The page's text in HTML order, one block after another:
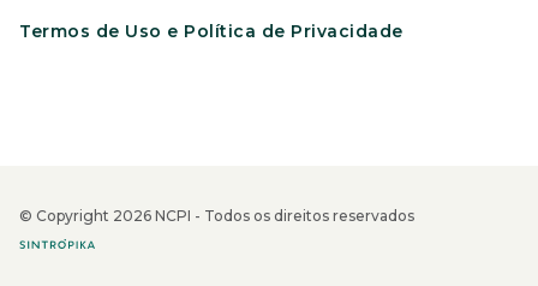
Termos de Uso e Política de Privacidade
© Copyright 2026 NCPI - Todos os direitos reservados